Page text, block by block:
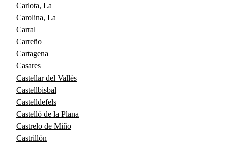
Carlota, La
Carolina, La
Carral
Carreño
Cartagena
Casares
Castellar del Vallès
Castellbisbal
Castelldefels
Castelló de la Plana
Castrelo de Miño
Castrillón